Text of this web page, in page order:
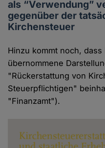
als “Verwendung”
gegenüber der
Kirchensteuer
Hinzu kommt noch, dass
übernommene
"Rückerstattung von
Steuerpflichtigen"
"Finanzamt").